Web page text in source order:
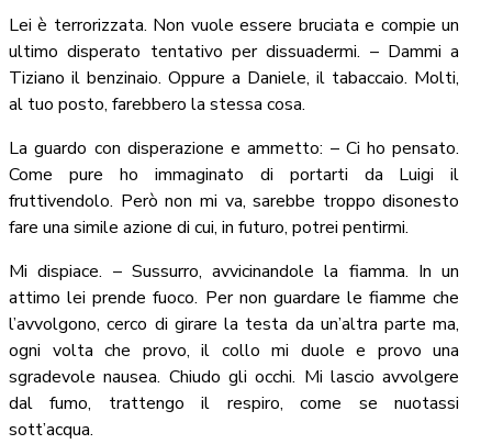
Lei è terrorizzata. Non vuole essere bruciata e compie un
ultimo disperato tentativo per dissuadermi. – Dammi a
Tiziano il benzinaio. Oppure a Daniele, il tabaccaio. Molti,
al tuo posto, farebbero la stessa cosa.
La guardo con disperazione e ammetto: – Ci ho pensato.
Come pure ho immaginato di portarti da Luigi il
fruttivendolo. Però non mi va, sarebbe troppo disonesto
fare una simile azione di cui, in futuro, potrei pentirmi.
Mi dispiace. – Sussurro, avvicinandole la fiamma. In un
attimo lei prende fuoco. Per non guardare le fiamme che
l’avvolgono, cerco di girare la testa da un’altra parte ma,
ogni volta che provo, il collo mi duole e provo una
sgradevole nausea. Chiudo gli occhi. Mi lascio avvolgere
dal fumo, trattengo il respiro, come se nuotassi
sott’acqua.